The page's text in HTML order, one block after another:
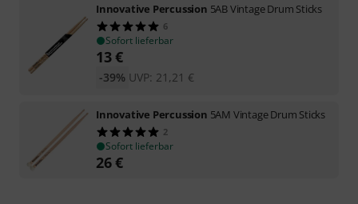
Innovative Percussion 5AB Vintage Drum Sticks
6
Sofort lieferbar
13€
UVP: 21,21 €
-39%
Innovative Percussion 5AM Vintage Drum Sticks
2
Sofort lieferbar
26€